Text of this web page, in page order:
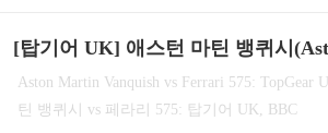
Aston Martin Vanquish vs Ferrari 575: TopGear
틴 뱅퀴시 vs 페라리 575: 탑기어 UK, BBC